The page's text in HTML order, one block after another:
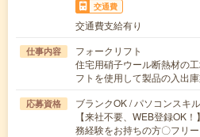
交通費
交通費支給有り
仕事内容
フォークリフト
住宅用硝子ウール断熱材の
フトを使用して製品の入出
応募資格
ブランクOK / パソコンスキ
【来社不要、WEB登録OK
務経験をお持ちの方〇フリ